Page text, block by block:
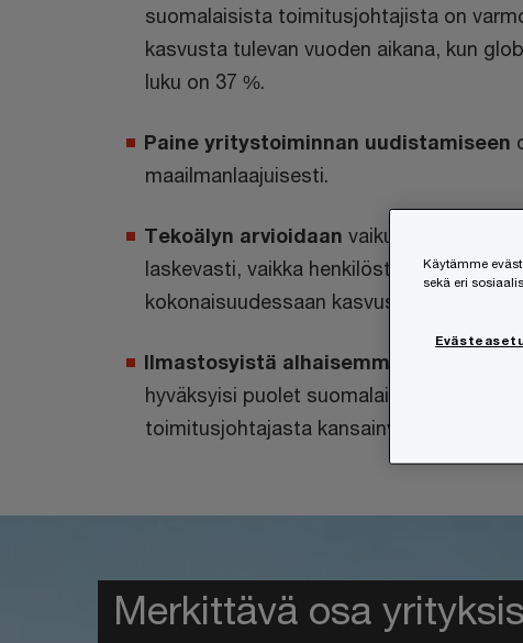
suomalaisista toimitusjohtajista on
kasvusta tulevan vuoden aikana, kun
luku on 37 %.
Paine yritystoiminnan uudistamiseen
maailmanlaajuisesti.
Tekoälyn arvioidaan vaikuttavan
laskevasti, vaikka henkilöstön määrä
kokonaisuudessaan kasvussa.
Ilmastosyistä alhaisemmat tuotto-
hyväksyisi puolet suomalaisista ja neljä
toimitusjohtajasta kansainvälisesti.
Merkittävä osa
Käytämme
sekä eri